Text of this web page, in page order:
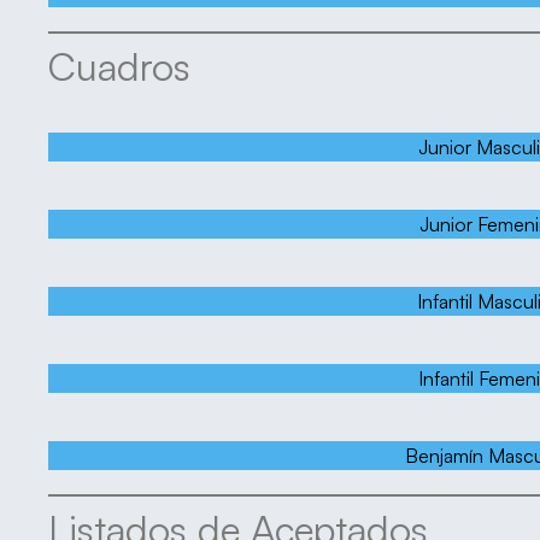
Cuadros
Junior
Junior
Infantil
Infantil
Benjamín
Listados de Aceptados